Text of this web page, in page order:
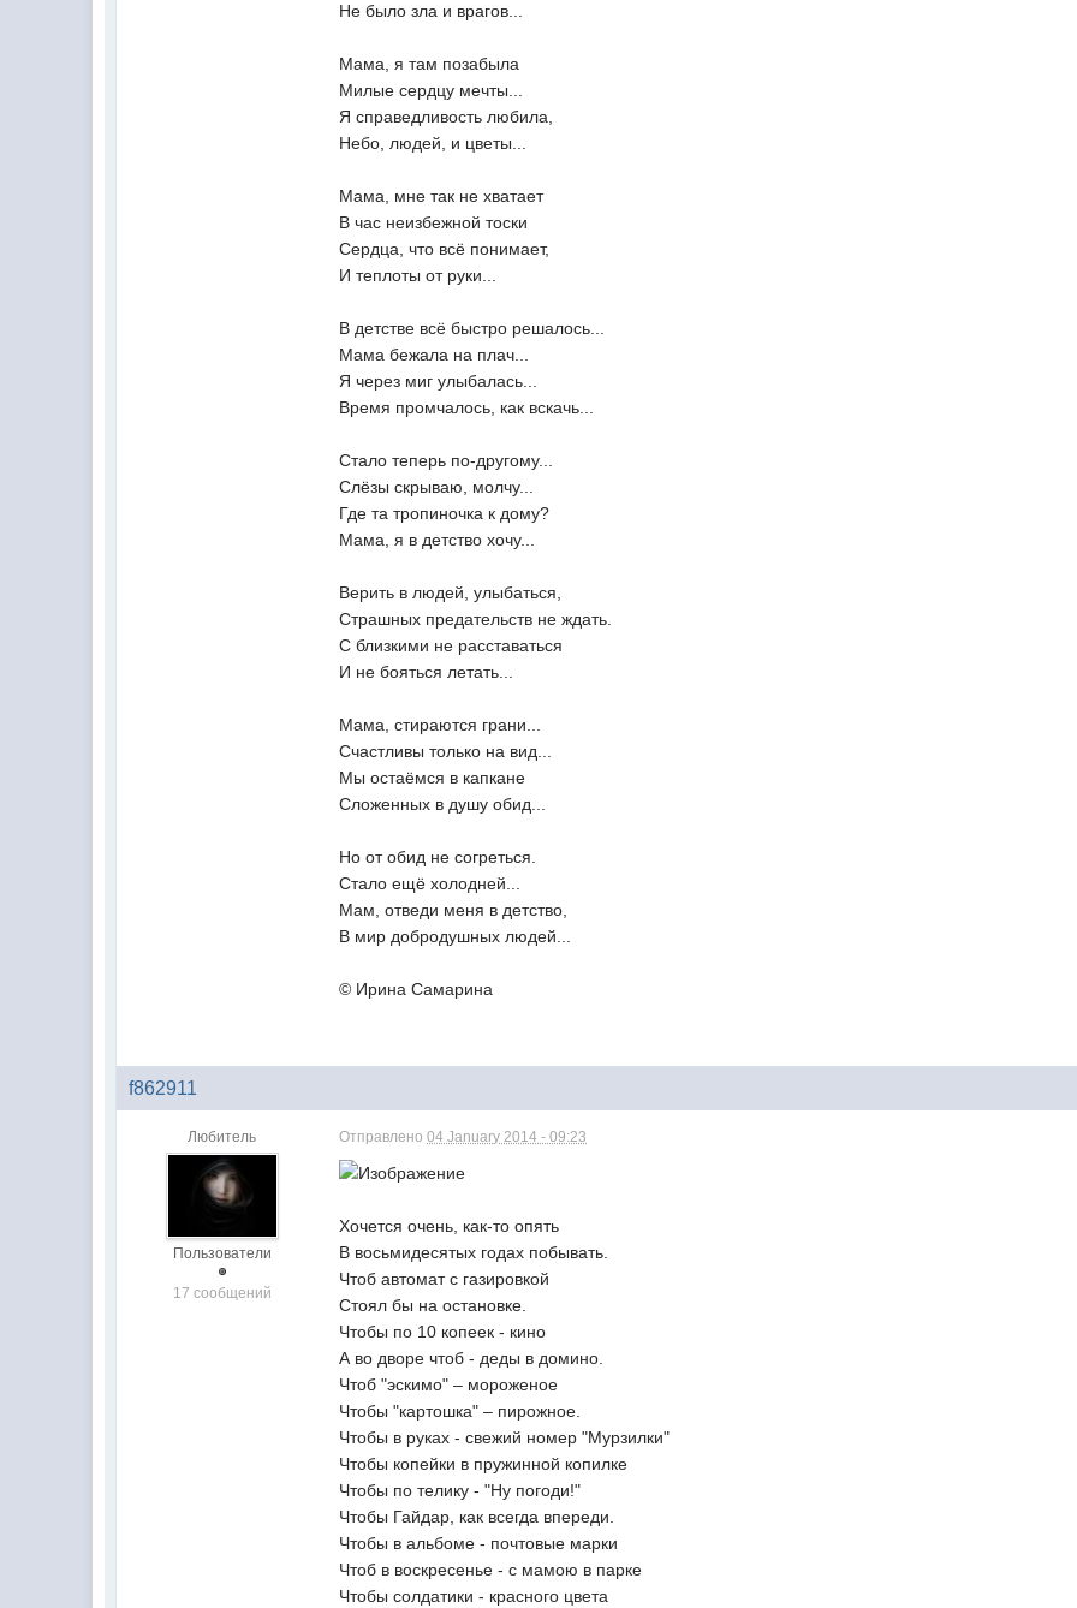
Не было зла и врагов...
Мама, я там позабыла
Милые сердцу мечты...
Я справедливость любила,
Небо, людей, и цветы...
Мама, мне так не хватает
В час неизбежной тоски
Сердца, что всё понимает,
И теплоты от руки...
В детстве всё быстро решалось...
Мама бежала на плач...
Я через миг улыбалась...
Время промчалось, как вскачь...
Стало теперь по-другому...
Слёзы скрываю, молчу...
Где та тропиночка к дому?
Мама, я в детство хочу...
Верить в людей, улыбаться,
Страшных предательств не ждать.
С близкими не расставаться
И не бояться летать...
Мама, стираются грани...
Счастливы только на вид...
Мы остаёмся в капкане
Сложенных в душу обид...
Но от обид не согреться.
Стало ещё холодней...
Мам, отведи меня в детство,
В мир добродушных людей...
© Ирина Самарина
f862911
Любитель
Пользователи
17 сообщений
Отправлено04 January 2014 - 09:23
Хочется очень, как-то опять
В восьмидесятых годах побывать.
Чтоб автомат с газировкой
Стоял бы на остановке.
Чтобы по 10 копеек - кино
А во дворе чтоб - деды в домино.
Чтоб "эскимо" – мороженое
Чтобы "картошка" – пирожное.
Чтобы в руках - свежий номер "Мурзилки"
Чтобы копейки в пружинной копилке
Чтобы по телику - "Ну погоди!"
Чтобы Гайдар, как всегда впереди.
Чтобы в альбоме - почтовые марки
Чтоб в воскресенье - с мамою в парке
Чтобы солдатики - красного цвета